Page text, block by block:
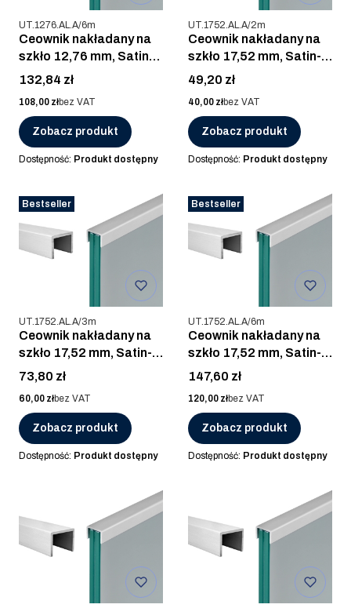
Kod produktu
UT.1276.AL.A/6m
Ceownik nakładany na
szkło 12,76 mm, Satin-
ELOX, AL. ANOD / 6m
Cena
132,84 zł
Cena
108,00 złbez VAT
Zobacz produkt
Dostępność: Produkt dostępny
Kod produktu
UT.1752.AL.A/2m
Ceownik nakładany na
szkło 17,52 mm, Satin-
ELOX, AL. ANOD / 2m
Cena
49,20 zł
Cena
40,00 złbez VAT
Zobacz produkt
Dostępność: Produkt dostępny
Bestseller
Kod produktu
UT.1752.AL.A/3m
Ceownik nakładany na
szkło 17,52 mm, Satin-
ELOX, AL. ANOD / 3m
Cena
73,80 zł
Cena
60,00 złbez VAT
Zobacz produkt
Dostępność: Produkt dostępny
Bestseller
Kod produktu
UT.1752.AL.A/6m
Ceownik nakładany na
szkło 17,52 mm, Satin-
ELOX, AL. ANOD / 6m
Cena
147,60 zł
Cena
120,00 złbez VAT
Zobacz produkt
Dostępność: Produkt dostępny